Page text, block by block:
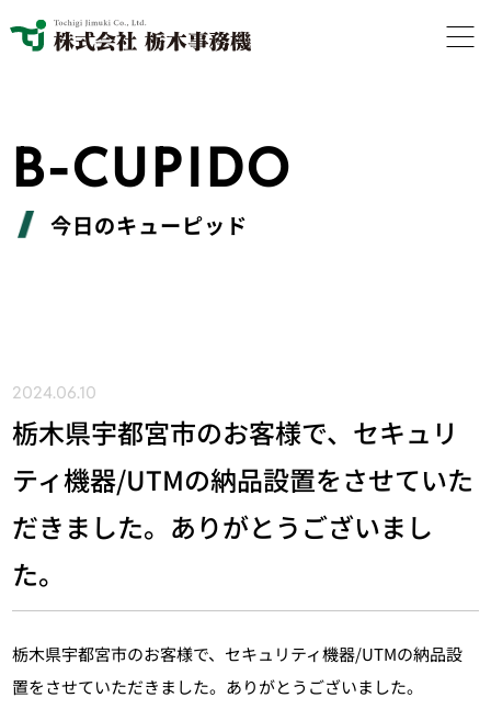
B-CUPIDO
今日のキューピッド
2024.06.10
栃木県宇都宮市のお客様で、セキュリ
ティ機器/UTMの納品設置をさせていた
だきました。ありがとうございまし
た。
栃木県宇都宮市のお客様で、セキュリティ機器/UTMの納品設
置をさせていただきました。ありがとうございました。